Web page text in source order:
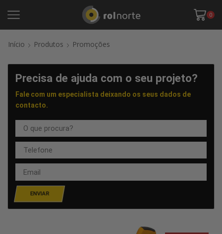
0
Início Produtos Promoções
Precisa de ajuda com o seu projeto?
Fale com um especialista deixando os seus dados de
contacto.
ENVIAR